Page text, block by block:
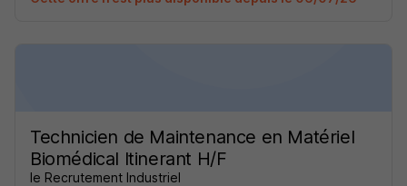
Technicien de Maintenance en Matériel
Biomédical Itinerant H/F
le Recrutement Industriel